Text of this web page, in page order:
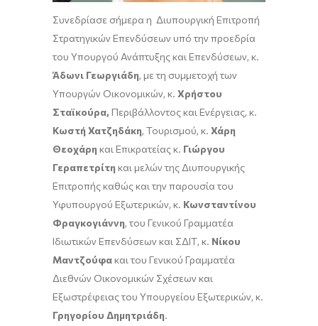
Συνεδρίασε σήμερα η Διυπουργική Επιτροπή
Στρατηγικών Επενδύσεων υπό την προεδρία
του Υπουργού Ανάπτυξης και Επενδύσεων, κ.
Άδωνι Γεωργιάδη, με τη συμμετοχή των
Υπουργών Οικονομικών, κ. Χρήστου
Σταϊκούρα, Περιβάλλοντος και Ενέργειας, κ.
Κωστή Χατζηδάκη, Τουρισμού, κ. Χάρη
Θεοχάρη και Επικρατείας κ. Γιώργου
Γεραπετρίτη και μελών της Διυπουργικής
Επιτροπής καθώς και την παρουσία του
Υφυπουργού Εξωτερικών, κ. Κωνσταντίνου
Φραγκογιάννη, του Γενικού Γραμματέα
Ιδιωτικών Επενδύσεων και ΣΔΙΤ, κ. Νίκου
Μαντζούφακαι του Γενικού Γραμματέα
Διεθνών Οικονομικών Σχέσεων και
Εξωστρέφειας του Υπουργείου Εξωτερικών, κ.
Γρηγορίου Δημητριάδη.